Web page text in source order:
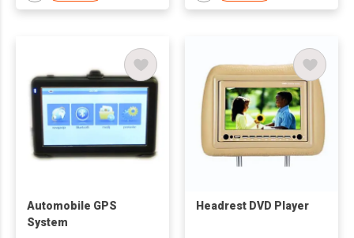
Automobile GPS
System
Headrest DVD Player